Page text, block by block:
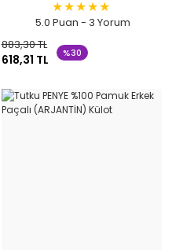
5.0 Puan - 3 Yorum
883,30 TL
618,31 TL %30